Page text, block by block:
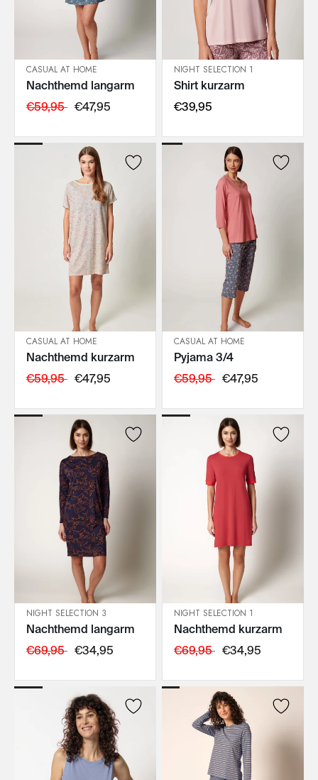
IN DEN WARENKORB
CASUAL AT HOME
Nachthemd langarm
€59,95 €47,95
IN DEN WARENKORB
NIGHT SELECTION 1
Shirt kurzarm
€39,95
IN DEN WARENKORB
CASUAL AT HOME
Nachthemd kurzarm
€59,95 €47,95
IN DEN WARENKORB
CASUAL AT HOME
Pyjama 3/4
€59,95 €47,95
IN DEN WARENKORB
NIGHT SELECTION 3
Nachthemd langarm
€69,95 €34,95
IN DEN WARENKORB
NIGHT SELECTION 1
Nachthemd kurzarm
€69,95 €34,95